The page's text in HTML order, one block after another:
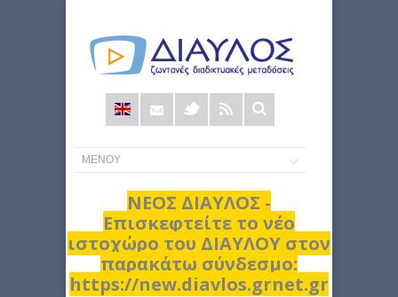
Φόρμα
αναζήτησης
ΝΕΟΣ ΔΙΑΥΛΟΣ -
Επισκεφτείτε το νέο
ιστοχώρο του ΔΙΑΥΛΟΥ στον
παρακάτω σύνδεσμο:
https://new.diavlos.grnet.gr